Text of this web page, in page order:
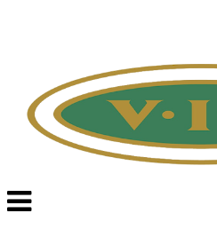
Veksle
navigasjon